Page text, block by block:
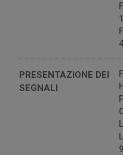
PRESENTAZIONE DEI
SEGNALI